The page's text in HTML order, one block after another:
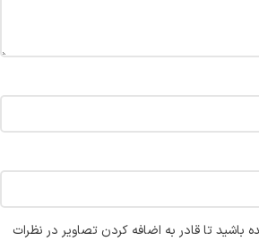
تا قادر به اضافه کردن تصاویر در نظرات